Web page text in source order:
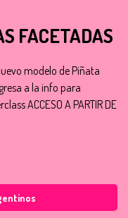
FACETADAS
modelo de Piñata
a la info para
ACCESO A PARTIR DE